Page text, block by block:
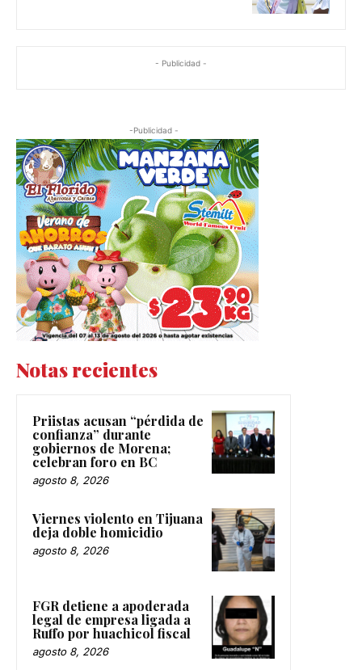
- Publicidad -
-Publicidad -
Notas recientes
Priistas acusan “pérdida de
confianza” durante
gobiernos de Morena;
celebran foro en BC
agosto 8, 2026
Viernes violento en Tijuana
deja doble homicidio
agosto 8, 2026
FGR detiene a apoderada
legal de empresa ligada a
Ruffo por huachicol fiscal
agosto 8, 2026